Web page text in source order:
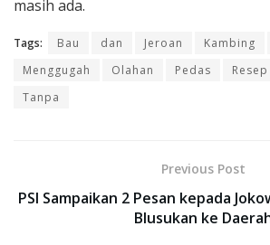
masih ada.
Tags: Bau dan Jeroan Kambing
Menggugah
Olahan Pedas Resep
Tanpa
Previous Post
PSI Sampaikan 2 Pesan kepada
Blusukan ke